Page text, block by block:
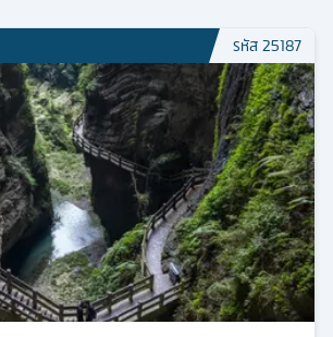
รหัส25187